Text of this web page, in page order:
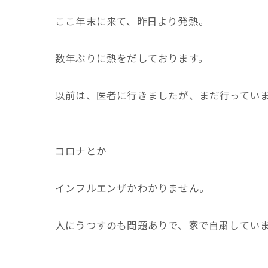
ここ年末に来て、昨日より発熱。
数年ぶりに熱をだしております。
以前は、医者に行きましたが、まだ行ってい
コロナとか
インフルエンザかわかりません。
人にうつすのも問題ありで、家で自粛していま